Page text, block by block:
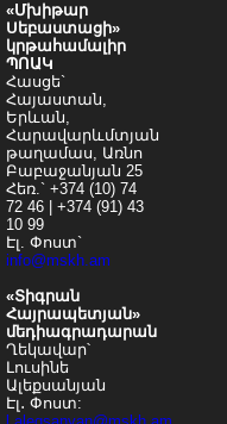
«Մխիթար
Սեբաստացի»
կրթահամալիր
ՊՈԱԿ
Հասցե`
Հայաստան,
Երևան,
Հարավարևմտյան
թաղամաս, Առնո
Բաբաջանյան 25
Հեռ.` +374 (10) 74
72 46 | +374 (91) 43
10 99
Էլ. Փոստ`
info@mskh.am
«Տիգրան
Հայրապետյան»
մեդիագրադարան
Ղեկավար՝
Լուսինե
Ալեքսանյան
Էլ․ Փոստ: